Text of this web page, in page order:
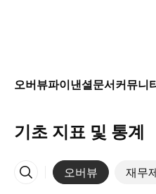
오버뷰파이낸셜문서커뮤니
기초 지표 및 통계
오버뷰 재무
More